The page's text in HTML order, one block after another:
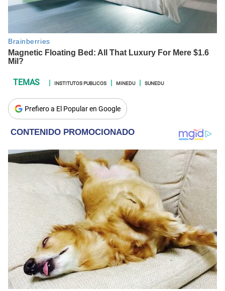
INSTITUTOS PUBLICOS MINEDU SUNEDU
Prefiero a El Popular en Google